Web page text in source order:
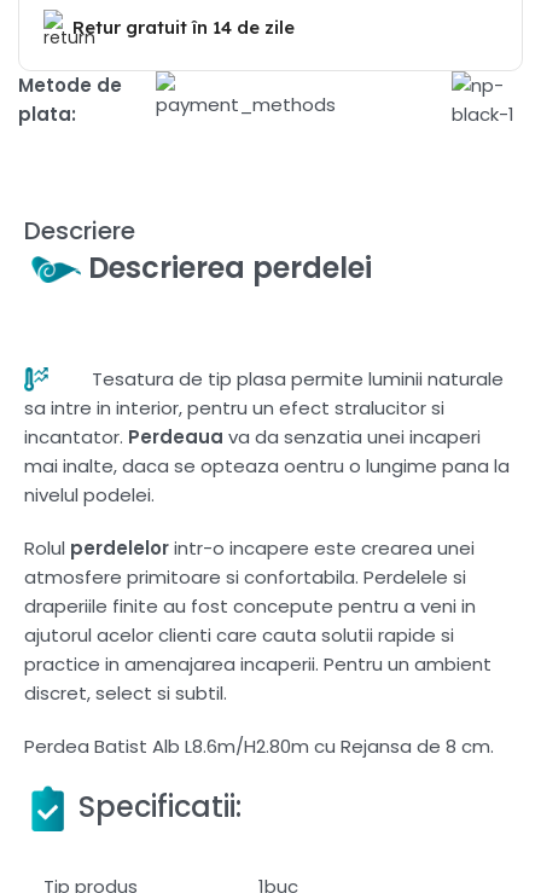
Retur gratuit în 14 de zile
Metode de
plata:
Descriere
Descrierea perdelei
Tesatura de tip plasa permite luminii naturale
sa intre in interior, pentru un efect stralucitor si
incantator. Perdeaua va da senzatia unei incaperi
mai inalte, daca se opteaza oentru o lungime pana la
nivelul podelei.
Rolul perdelelorintr-o incapere este crearea unei
atmosfere primitoare si confortabila. Perdelele si
draperiile finite au fost concepute pentru a veni in
ajutorul acelor clienti care cauta solutii rapide si
practice in amenajarea incaperii. Pentru un ambient
discret, select si subtil.
Perdea Batist Alb L8.6m/H2.80m cu Rejansa de 8 cm.
Specificatii:
Tip produs 1buc